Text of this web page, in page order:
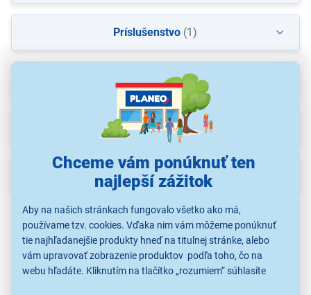
Chceme vám ponúknuť ten
najlepší zážitok
Aby na našich stránkach fungovalo všetko ako má,
používame tzv. cookies. Vďaka nim vám môžeme ponúknuť
tie najhľadanejšie produkty hneď na titulnej stránke, alebo
vám upravovať zobrazenie produktov podľa toho, čo na
webu hľadáte. Kliknutím na tlačítko „rozumiem“ súhlasíte
Popis
Príslušenstvo (1)
Recenzie(14)
Na stiahnutie